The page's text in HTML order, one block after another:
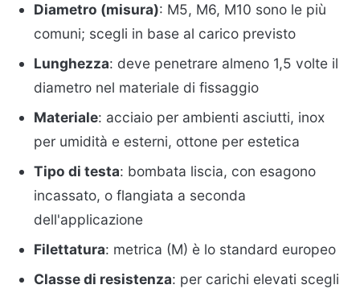
Diametro (misura): M5, M6, M10 sono le più
comuni; scegli in base al carico previsto
Lunghezza: deve penetrare almeno 1,5 volte il
diametro nel materiale di fissaggio
Materiale: acciaio per ambienti asciutti, inox
per umidità e esterni, ottone per estetica
Tipo di testa: bombata liscia, con esagono
incassato, o flangiata a seconda
dell'applicazione
Filettatura: metrica (M) è lo standard europeo
Classe di resistenza: per carichi elevati scegli